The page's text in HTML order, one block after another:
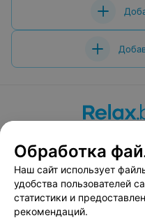
Вакансии
Публичный договор
Обработка
Наш сайт использует
удобства пользователей
статистики и
рекомендаций.